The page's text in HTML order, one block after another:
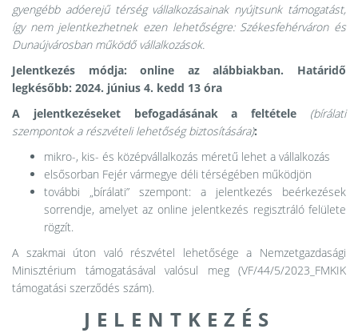
gyengébb adóerejű térség vállalkozásainak nyújtsunk támogatást,
így nem jelentkezhetnek ezen lehetőségre: Székesfehérváron és
Dunaújvárosban működő vállalkozások.
Jelentkezés módja: online az alábbiakban. Határidő
legkésőbb: 2024. június 4. kedd 13 óra
A jelentkezéseket befogadásának a feltétele (bírálati
szempontok a részvételi lehetőség biztosítására):
mikro-, kis- és középvállalkozás méretű lehet a vállalkozás
elsősorban Fejér vármegye déli térségében működjön
további „bírálati” szempont: a jelentkezés beérkezések
sorrendje, amelyet az online jelentkezés regisztráló felülete
rögzít.
A szakmai úton való részvétel lehetősége a Nemzetgazdasági
Minisztérium támogatásával valósul meg (VF/44/5/2023_FMKIK
támogatási szerződés szám).
J E L E N T K E Z É S